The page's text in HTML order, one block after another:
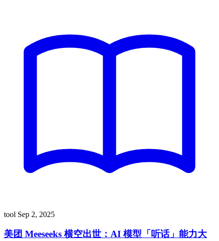
tool Sep 2, 2025
美团 Meeseeks 横空出世：AI 模型「听话」能力大